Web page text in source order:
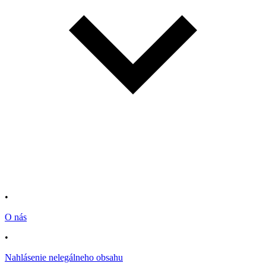
•
O nás
•
Nahlásenie nelegálneho obsahu